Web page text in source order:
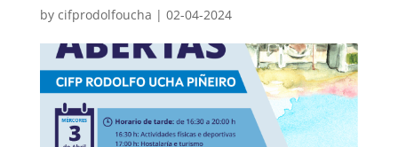
by cifprodolfoucha | 02-04-2024